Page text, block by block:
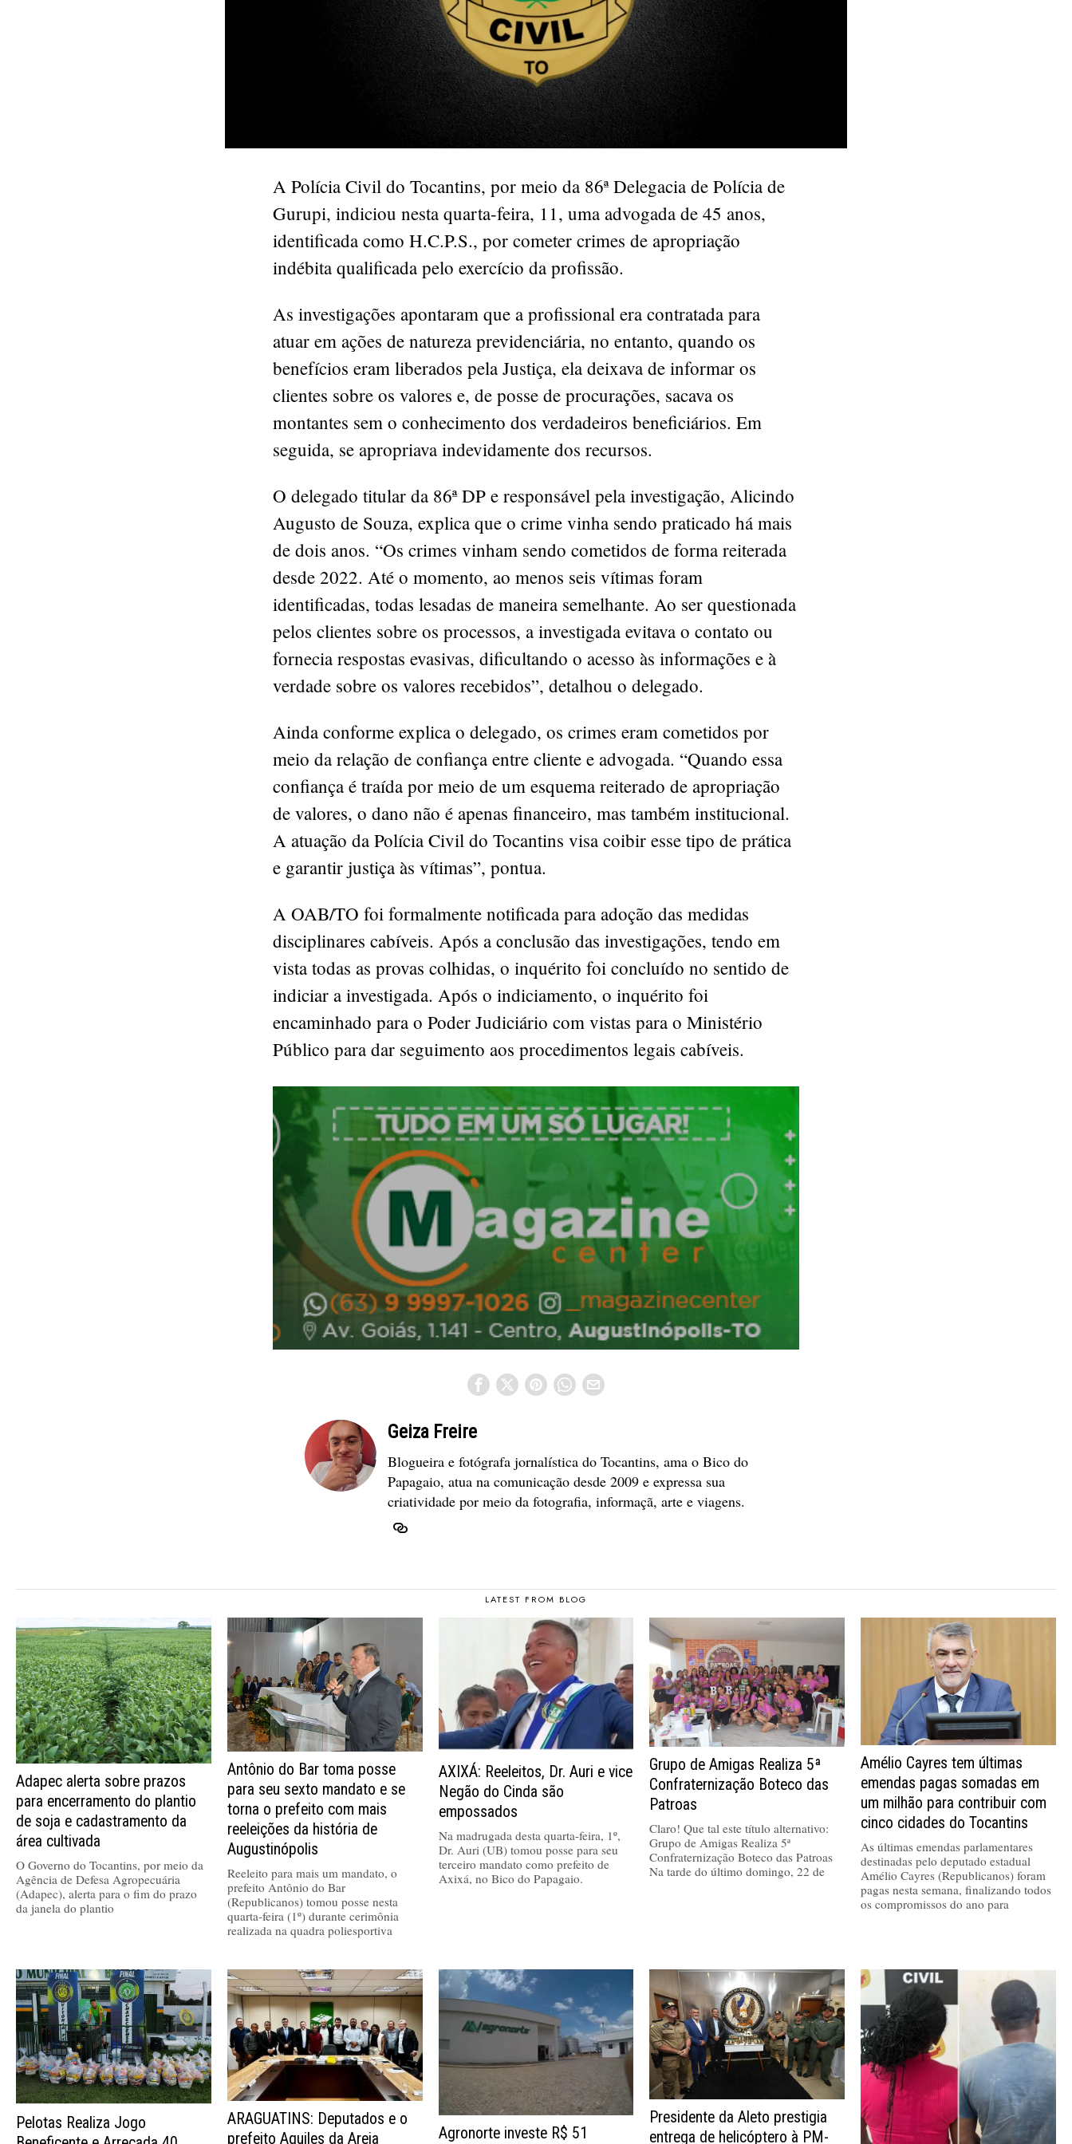
A Polícia Civil do Tocantins, por meio da 86ª Delegacia de Polícia de
Gurupi, indiciou nesta quarta-feira, 11, uma advogada de 45 anos,
identificada como H.C.P.S., por cometer crimes de apropriação
indébita qualificada pelo exercício da profissão.
As investigações apontaram que a profissional era contratada para
atuar em ações de natureza previdenciária, no entanto, quando os
benefícios eram liberados pela Justiça, ela deixava de informar os
clientes sobre os valores e, de posse de procurações, sacava os
montantes sem o conhecimento dos verdadeiros beneficiários. Em
seguida, se apropriava indevidamente dos recursos.
O delegado titular da 86ª DP e responsável pela investigação, Alicindo
Augusto de Souza, explica que o crime vinha sendo praticado há mais
de dois anos. “Os crimes vinham sendo cometidos de forma reiterada
desde 2022. Até o momento, ao menos seis vítimas foram
identificadas, todas lesadas de maneira semelhante. Ao ser questionada
pelos clientes sobre os processos, a investigada evitava o contato ou
fornecia respostas evasivas, dificultando o acesso às informações e à
verdade sobre os valores recebidos”, detalhou o delegado.
Ainda conforme explica o delegado, os crimes eram cometidos por
meio da relação de confiança entre cliente e advogada. “Quando essa
confiança é traída por meio de um esquema reiterado de apropriação
de valores, o dano não é apenas financeiro, mas também institucional.
A atuação da Polícia Civil do Tocantins visa coibir esse tipo de prática
e garantir justiça às vítimas”, pontua.
A OAB/TO foi formalmente notificada para adoção das medidas
disciplinares cabíveis. Após a conclusão das investigações, tendo em
vista todas as provas colhidas, o inquérito foi concluído no sentido de
indiciar a investigada. Após o indiciamento, o inquérito foi
encaminhado para o Poder Judiciário com vistas para o Ministério
Público para dar seguimento aos procedimentos legais cabíveis.
Geiza Freire
Blogueira e fotógrafa jornalística do Tocantins, ama o Bico do
Papagaio, atua na comunicação desde 2009 e expressa sua
criatividade por meio da fotografia, informaçã, arte e viagens.
LATEST FROM BLOG
Adapec alerta sobre prazos
para encerramento do plantio
de soja e cadastramento da
área cultivada
O Governo do Tocantins, por meio da
Agência de Defesa Agropecuária
(Adapec), alerta para o fim do prazo
da janela do plantio
Antônio do Bar toma posse
para seu sexto mandato e se
torna o prefeito com mais
reeleições da história de
Augustinópolis
Reeleito para mais um mandato, o
prefeito Antônio do Bar
(Republicanos) tomou posse nesta
quarta-feira (1º) durante cerimônia
realizada na quadra poliesportiva
AXIXÁ: Reeleitos, Dr. Auri e vice
Negão do Cinda são
empossados
Na madrugada desta quarta-feira, 1º,
Dr. Auri (UB) tomou posse para seu
terceiro mandato como prefeito de
Axixá, no Bico do Papagaio.
Grupo de Amigas Realiza 5ª
Confraternização Boteco das
Patroas
Claro! Que tal este título alternativo:
Grupo de Amigas Realiza 5ª
Confraternização Boteco das Patroas
Na tarde do último domingo, 22 de
Amélio Cayres tem últimas
emendas pagas somadas em
um milhão para contribuir com
cinco cidades do Tocantins
As últimas emendas parlamentares
destinadas pelo deputado estadual
Amélio Cayres (Republicanos) foram
pagas nesta semana, finalizando todos
os compromissos do ano para
Pelotas Realiza Jogo
ARAGUATINS: Deputados e o
prefeito Aquiles da Areia
Agronorte investe R$ 51
Presidente da Aleto prestigia
entrega de helicóptero à PM-